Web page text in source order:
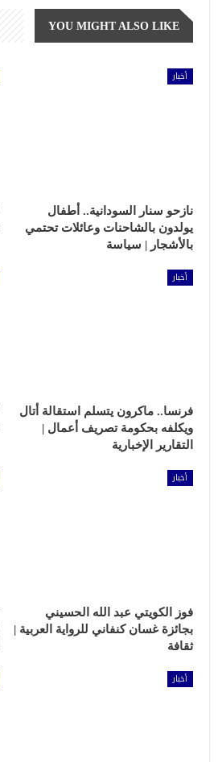
YOU MIGHT ALSO LIKE
أخبار
نازحو سنار السودانية.. أطفال
يولدون بالشاحنات وعائلات تحتمي
بالأشجار | سياسة
أخبار
فرنسا.. ماكرون يتسلم استقالة أتال
ويكلفه بحكومة تصريف أعمال |
التقارير الإخبارية
أخبار
فوز الكويتي عبد الله الحسيني
بجائزة غسان كنفاني للرواية العربية |
ثقافة
أخبار